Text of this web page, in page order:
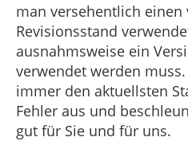
man versehentlich einen
Revisionsstand
ausnahmsweise ein
verwendet werden
immer den aktuellsten
Fehler aus und
gut für Sie und für uns.